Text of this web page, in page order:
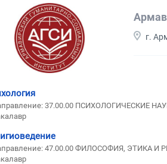
г.
37.00.00 ПСИХОЛОГИЧЕСКИЕ
47.00.00 ФИЛОСОФИЯ, ЭТИКА И